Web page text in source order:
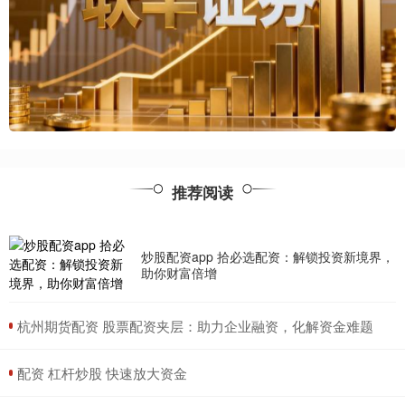
推荐阅读
炒股配资app 拾必选配资：解锁投资新境界，
助你财富倍增
​杭州期货配资 股票配资夹层：助力企业融资，化解资金难题
​配资 杠杆炒股 快速放大资金